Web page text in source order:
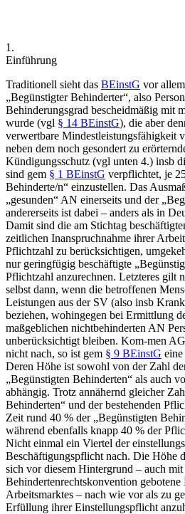
1.
Einführung
Traditionell sieht das BEinstG vor
„Begünstigter Behinderter“, also
Behinderungsgrad bescheidmäßig mit
wurde (vgl § 14 BEinstG), die aber
verwertbare Mindestleistungsfähigkeit
neben dem noch gesondert zu
Kündigungsschutz (vgl unten 4.) insb
sind gem § 1 BEinstG verpflichtet, je
Behinderte/n“ einzustellen. Das
„gesunden“ AN einerseits und der
andererseits ist dabei – anders als in
Damit sind die am Stichtag
zeitlichen Inanspruchnahme ihrer
Pflichtzahl zu berücksichtigen,
nur geringfügig beschäftigte
Pflichtzahl anzurechnen. Letzteres gilt
selbst dann, wenn die betroffenen
Leistungen aus der SV (also insb
beziehen, wohingegen bei Ermittlung
maßgeblichen nichtbehinderten AN
unberücksichtigt bleiben. Kom-men
nicht nach, so ist gem § 9 BEinstG
Deren Höhe ist sowohl von der Zahl
„Begünstigten Behinderten“ als auch
abhängig. Trotz annähernd gleicher
Behinderten“ und der bestehenden
Zeit rund 40 % der „Begünstigten
während ebenfalls knapp 40 % der
Nicht einmal ein Viertel der
Beschäftigungspflicht nach. Die Höhe
sich vor diesem Hintergrund – auch
Behindertenrechtskonvention
Arbeitsmarktes – nach wie vor als zu
Erfüllung ihrer Einstellungspflicht